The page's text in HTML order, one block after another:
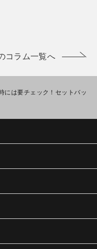
コラム一覧へ
には要チェック！セットバッ